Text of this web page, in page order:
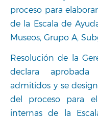
proceso para
de la Escala de
Museos, Grupo A,
Resolución de la
declara
admitidos y se
del proceso para
internas de la